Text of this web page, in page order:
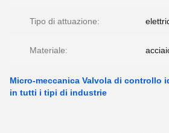
Tipo di attuazione:
Materiale:
Micro-meccanica Valvola di controllo
in tutti i tipi di industrie